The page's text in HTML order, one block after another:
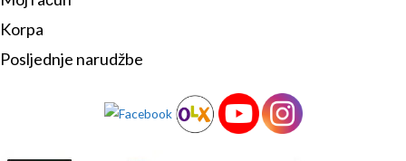
Korpa
Posljednje narudžbe